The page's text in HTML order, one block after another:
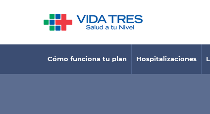
Cómo funciona tu plan Hospitalizaciones